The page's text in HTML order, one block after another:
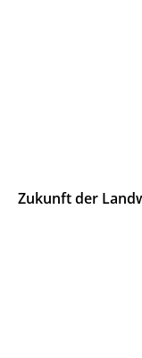
Zukunft der